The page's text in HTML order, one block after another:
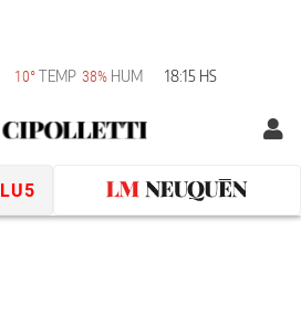
10° TEMP 38% HUM 18:15 HS
LU5